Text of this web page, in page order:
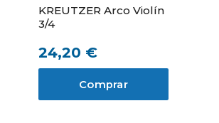
KREUTZER Arco Violín
3/4
24,20 €
Comprar